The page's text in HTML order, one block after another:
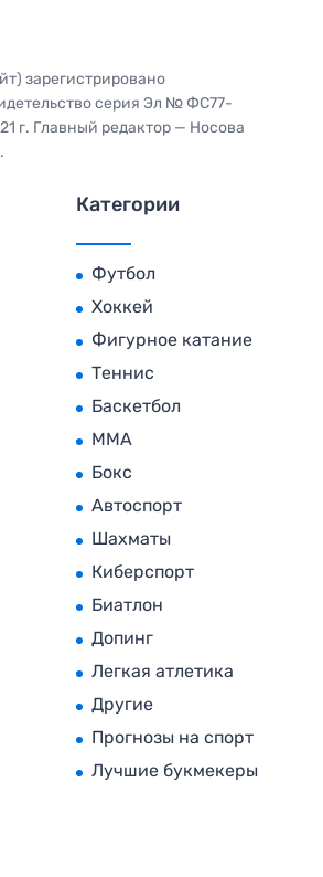
зарегистрировано
серия Эл № ФС77-
г. Главный редактор — Носова
Категории
Футбол
Хоккей
Фигурное катание
Теннис
Баскетбол
MMA
Бокс
Автоспорт
Шахматы
Киберспорт
Биатлон
Допинг
Легкая атлетика
Другие
Прогнозы на спорт
Лучшие букмекеры